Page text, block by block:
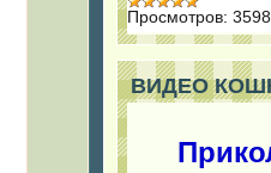
Просмотров: 3598
ВИДЕО